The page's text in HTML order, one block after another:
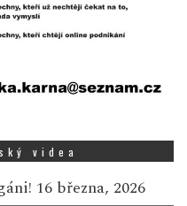
videa
16 března, 2026